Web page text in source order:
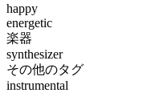
happy
energetic
楽器
synthesizer
その他のタグ
instrumental